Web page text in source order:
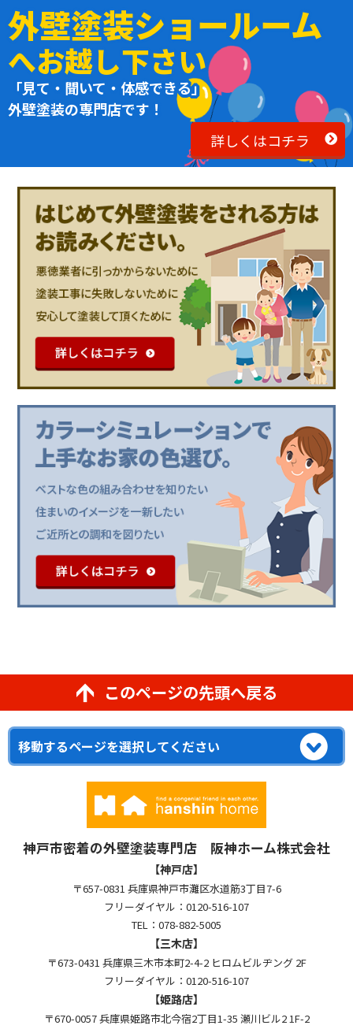
外壁塗装ショールーム
へお越し下さい
「見て・聞いて・体感できる」
外壁塗装の専門店です！
詳しくはコチラ
このページの先頭へ戻る
神戸市密着の外壁塗装専門店 阪神ホーム株式会社
【神戸店】
〒657-0831 兵庫県神戸市灘区水道筋3丁目7-6
フリーダイヤル：0120-516-107
TEL：078-882-5005
【三木店】
〒673-0431 兵庫県三木市本町2-4-2 ヒロムビルヂング 2F
フリーダイヤル：0120-516-107
【姫路店】
〒670-0057 兵庫県姫路市北今宿2丁目1-35 瀬川ビル2 1F-2